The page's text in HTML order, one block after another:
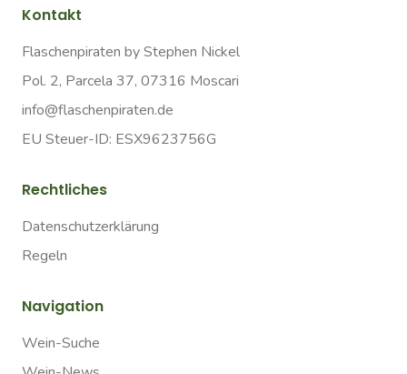
Kontakt
Flaschenpiraten by Stephen Nickel
Pol. 2, Parcela 37, 07316 Moscari
info@flaschenpiraten.de
EU Steuer-ID: ESX9623756G
Rechtliches
Datenschutzerklärung
Regeln
Navigation
Wein-Suche